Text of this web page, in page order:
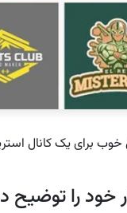
برای یک کانال
خود را توضیح